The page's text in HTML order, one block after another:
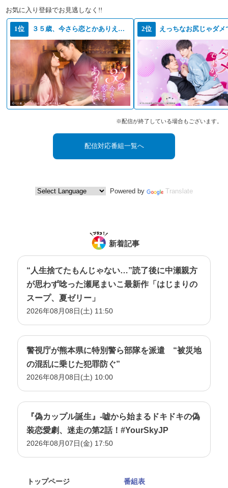
お気に入り登録でお見逃しなく!!
1位 ３５歳、今さら恋とかありえない 2位 えっちなお尻じゃダメ
※配信が終了している場合もございます。
配信対応番組一覧へ
Powered by Translate
新着記事
“人生捨てたもんじゃない…”読了後に中瀬親方
が思わず唸った瀬尾まいこ最新作「はじまりの
スープ、夏ゼリー」
2026年08月08日(土) 11:50
警視庁が熊本県に特別警ら部隊を派遣 “被災地
の混乱に乗じた犯罪防ぐ”
2026年08月08日(土) 10:00
『偽カップル誕生』-嘘から始まるドキドキの偽
装恋愛劇、迷走の第2話！#YourSkyJP
2026年08月07日(金) 17:50
トップページ 番組表